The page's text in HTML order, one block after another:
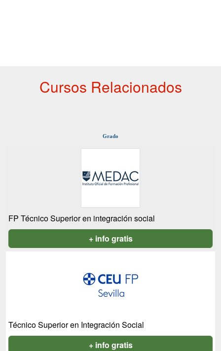
Cursos Relacionados
Grado
FP Técnico Superior en integración social
+ info gratis
Técnico Superior en Integración Social
+ info gratis